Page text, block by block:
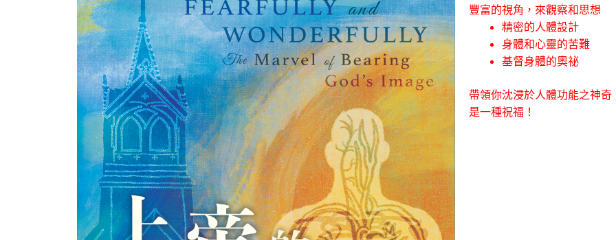
豐富的視角，來觀察和思想
精密的人體設計
身體和心靈的苦難
基督身體的奧祕
帶領你沈浸於人體功能之神
是一種祝福！